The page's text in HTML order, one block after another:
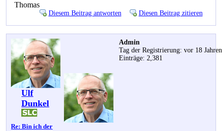
Thomas
Diesem Beitrag antworten Diesen Beitrag zitieren
Ulf
Dunkel
Re: Bin ich der
Admin
Tag der Registrierung: vor 18 Jahren
Einträge: 2,381